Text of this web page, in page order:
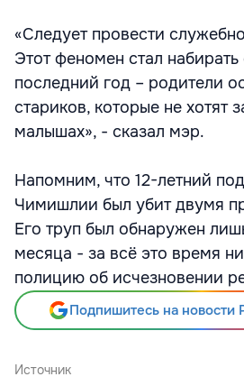
«Следует провести
Этот феномен стал
последний год – родители
стариков, которые не хотят
малышах», - сказал мэр.
Напомним, что 12-летний
Чимишлии был убит двумя
Его труп был обнаружен
месяца - за всё это время
полицию об исчезновении
Подпишитесь на новости
Источник